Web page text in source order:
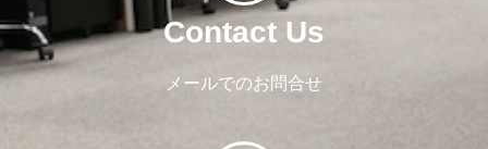
Contact Us
メールでのお問合せ